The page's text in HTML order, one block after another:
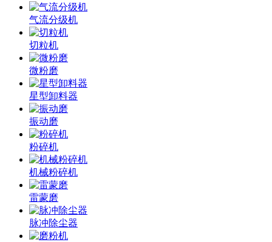
气流分级机
切粒机
微粉磨
星型卸料器
振动磨
粉碎机
机械粉碎机
雷蒙磨
脉冲除尘器